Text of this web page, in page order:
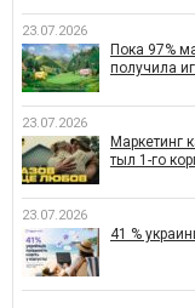
23.07.2026
Пока 97%
получила
23.07.2026
Маркетинг
тыл 1-го
23.07.2026
41 %